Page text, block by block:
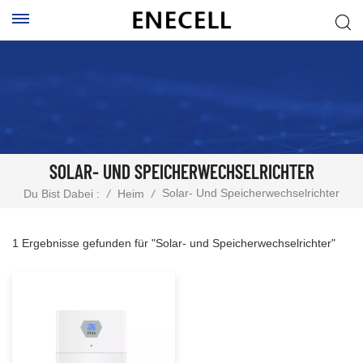
SOLAR- UND SPEICHERWECHSELRICHTER
Du Bist Dabei : / Heim / Solar- Und Speicherwechselrichter
1 Ergebnisse gefunden für "Solar- und Speicherwechselrichter"